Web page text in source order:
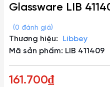
Glassware LIB
(0 đánh giá)
Thương hiệu:
Libbey
Mã sản phẩm: LIB 411409
161.700₫